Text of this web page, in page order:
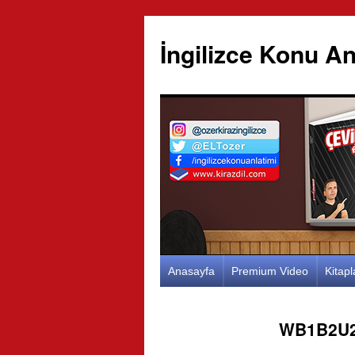
İngilizce Konu
İçeriğe
Anasayfa Premium Video